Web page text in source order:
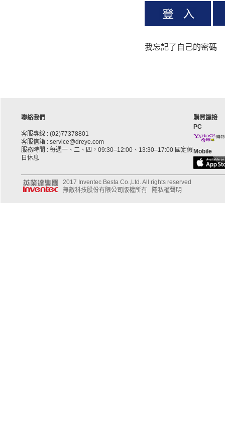
我忘記了自己的密碼
聯絡我們
客服專線 : (02)77378801
客服信箱 : service@dreye.com
服務時間 : 每週一、二、四，09:30–12:00、13:30–17:00 國定假
日休息
購買鏈接
PC
Mobile
2017 Inventec Besta Co.,Ltd. All rights reserved
無敵科技股份有限公司版權所有
隱私權聲明